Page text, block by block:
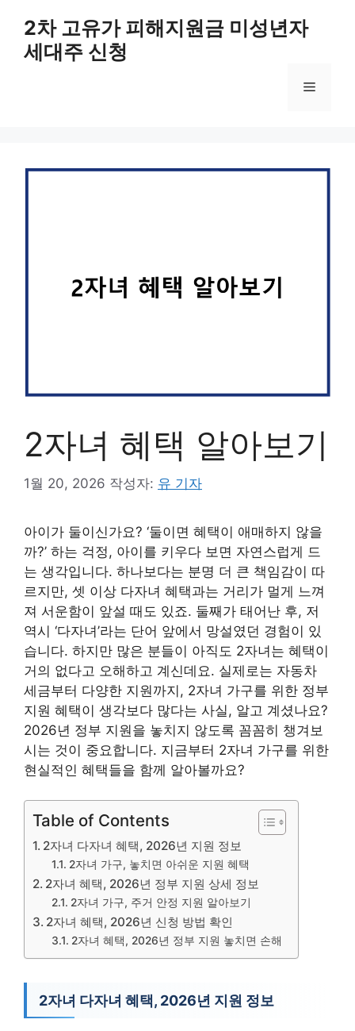
2차 고유가 피해지원금 미성년자
세대주 신청
메
2자녀 혜택 알아보기
1월 20, 2026 작성자: 유 기자
아이가 둘이신가요? ‘둘이면 혜택이 애매하지 않을
까?’ 하는 걱정, 아이를 키우다 보면 자연스럽게 드
는 생각입니다. 하나보다는 분명 더 큰 책임감이 따
르지만, 셋 이상 다자녀 혜택과는 거리가 멀게 느껴
져 서운함이 앞설 때도 있죠. 둘째가 태어난 후, 저
역시 ‘다자녀’라는 단어 앞에서 망설였던 경험이 있
습니다. 하지만 많은 분들이 아직도 2자녀는 혜택이
거의 없다고 오해하고 계신데요. 실제로는 자동차
세금부터 다양한 지원까지, 2자녀 가구를 위한 정부
지원 혜택이 생각보다 많다는 사실, 알고 계셨나요?
2026년 정부 지원을 놓치지 않도록 꼼꼼히 챙겨보
시는 것이 중요합니다. 지금부터 2자녀 가구를 위한
현실적인 혜택들을 함께 알아볼까요?
Table of Contents
2자녀 다자녀 혜택, 2026년 지원 정보
2자녀 가구, 놓치면 아쉬운 지원 혜택
2자녀 혜택, 2026년 정부 지원 상세 정보
2자녀 가구, 주거 안정 지원 알아보기
2자녀 혜택, 2026년 신청 방법 확인
2자녀 혜택, 2026년 정부 지원 놓치면 손해
2자녀 다자녀 혜택, 2026년 지원 정보